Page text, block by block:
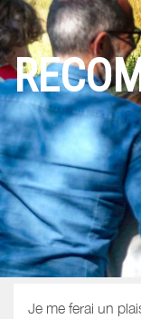
Je me ferai un